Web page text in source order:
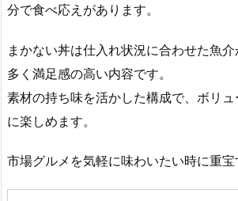
分で食べ応えがあります。
まかない丼は仕入れ状況に合わせた魚
多く満足感の高い内容です。
素材の持ち味を活かした構成で、ボリ
に楽しめます。
市場グルメを気軽に味わいたい時に重宝